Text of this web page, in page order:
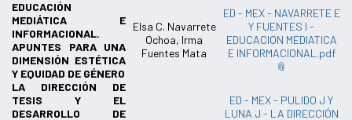
EDUCACIÓN
MEDIÁTICA E
INFORMACIONAL.
APUNTES PARA UNA
DIMENSIÓN ESTÉTICA
Y EQUIDAD DE GÉNERO
Elsa C. Navarrete
Ochoa, Irma
Fuentes Mata
ED - MEX - NAVARRETE E
Y FUENTES I -
EDUCACION MEDIATICA
E INFORMACIONAL.pdf
LA DIRECCIÓN DE
TESIS Y EL
DESARROLLO DE
ED - MEX - PULIDO J Y
LUNA J - LA DIRECCIÓN